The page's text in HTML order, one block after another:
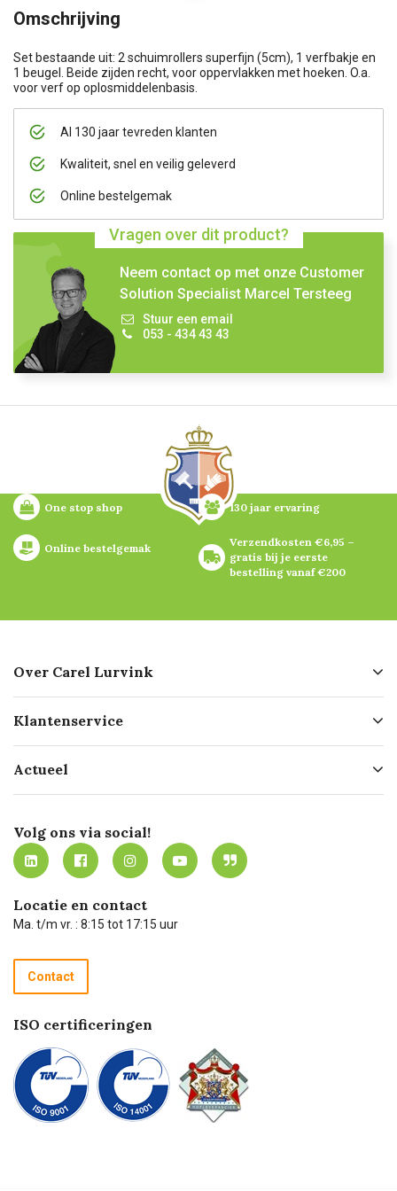
Al 130 jaar tevreden klanten
Kwaliteit, snel en veilig geleverd
Online bestelgemak
Vragen over dit product?
Neem contact op met onze Customer
Solution Specialist Marcel Tersteeg
Stuur een email
053 - 434 43 43
Omschrijving
Set bestaande uit: 2 schuimrollers superfijn (5cm), 1 verfbakje en
1 beugel. Beide zijden recht, voor oppervlakken met hoeken. O.a.
voor verf op oplosmiddelenbasis.
One stop shop 130 jaar ervaring
Online bestelgemak
Verzendkosten €6,95 –
gratis bij je eerste
bestelling vanaf €200
Over Carel Lurvink
Geschiedenis
Missie
Werken bij Carel Lurvink
MVO
Klantenservice
Bezorgen
Mijn Carel Lurvink
Mijn Carel Lurvink instructievideo's
Carel Lurvink App
Hulp op afstand
Technische dienst
Recycle programma
Betalen
Actueel
Innovation LAB
Tevreden klanten
Carel Lurvink Blog
Carel de podcast
Volg ons via social!
Locatie en contact
Ma. t/m vr. : 8:15 tot 17:15 uur
Contact
ISO certificeringen